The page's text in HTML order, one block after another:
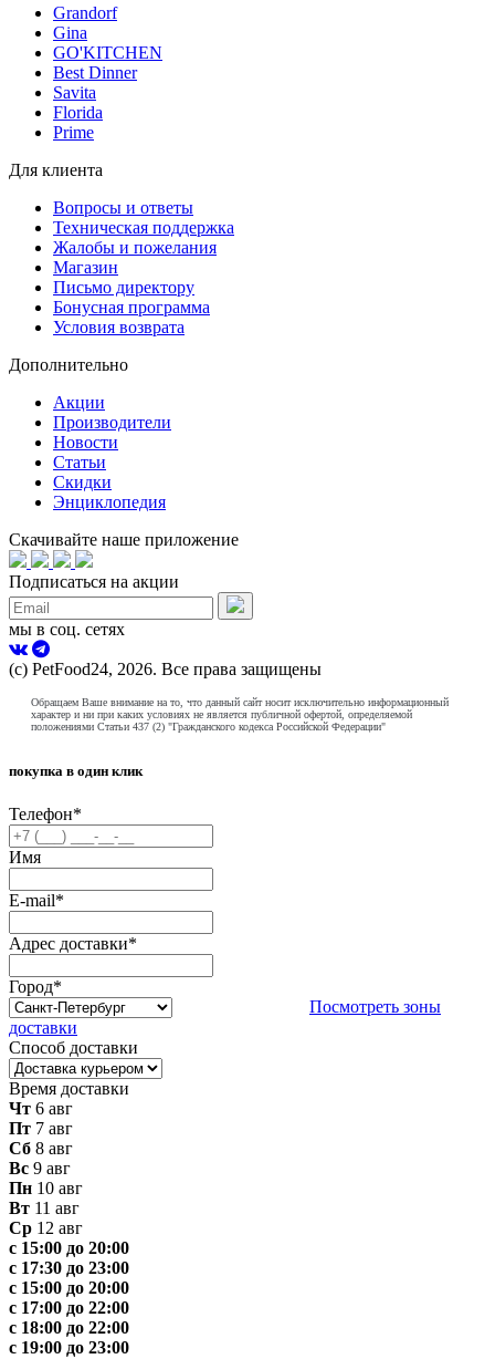
Grandorf
Gina
GO'KITCHEN
Best Dinner
Savita
Florida
Prime
Для клиента
Вопросы и ответы
Техническая поддержка
Жалобы и пожелания
Магазин
Письмо директору
Бонусная программа
Условия возврата
Дополнительно
Акции
Производители
Новости
Статьи
Скидки
Энциклопедия
Скачивайте наше приложение
Подписаться на акции
мы в соц. сетях
(с) PetFood24, 2026. Все права защищены
Обращаем Ваше внимание на то, что данный сайт носит исключительно информационный
характер и ни при каких условиях не является публичной офертой, определяемой
положениями Статьи 437 (2) "Гражданского кодекса Российской Федерации"
покупка в один клик
Телефон*
Имя
E-mail*
Адрес доставки*
Город*
Посмотреть зоны
доставки
Способ доставки
Время доставки
Чт 6 авг
Пт 7 авг
Сб 8 авг
Вс 9 авг
Пн 10 авг
Вт 11 авг
Ср 12 авг
с 15:00 до 20:00
с 17:30 до 23:00
с 15:00 до 20:00
с 17:00 до 22:00
с 18:00 до 22:00
с 19:00 до 23:00